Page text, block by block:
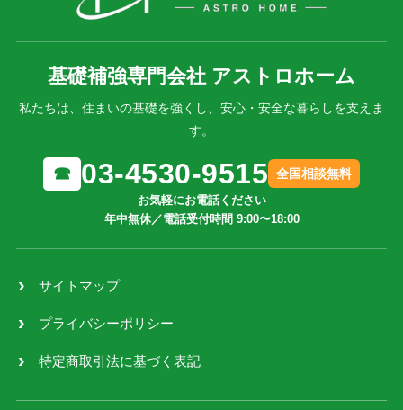
基礎補強専門会社 アストロホーム
私たちは、住まいの基礎を強くし、安心・安全な暮らしを支えま
す。
☎ 03-4530-9515 全国相談無料
お気軽にお電話ください
年中無休／電話受付時間 9:00〜18:00
サイトマップ
プライバシーポリシー
特定商取引法に基づく表記